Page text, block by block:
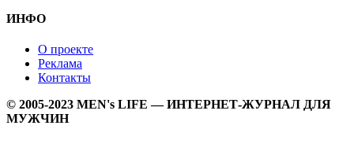
ИНФО
О проекте
Реклама
Контакты
© 2005-2023 MEN's LIFE — ИНТЕРНЕТ-ЖУРНАЛ ДЛЯ
МУЖЧИН